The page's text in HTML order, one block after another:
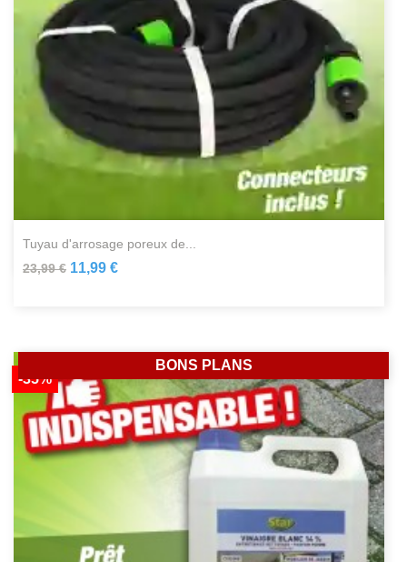
tuyau d'arrosage poreux de...
23,99 € 11,99 €
-35%
BONS PLANS